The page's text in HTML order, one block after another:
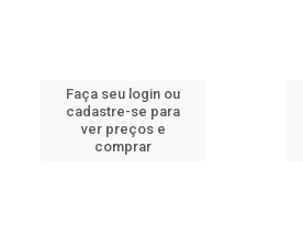
Faça seu login ou
cadastre-se para
ver preços e
comprar